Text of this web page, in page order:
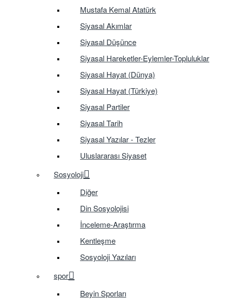
Mustafa Kemal Atatürk
Siyasal Akımlar
Siyasal Düşünce
Siyasal Hareketler-Eylemler-Topluluklar
Siyasal Hayat (Dünya)
Siyasal Hayat (Türkiye)
Siyasal Partiler
Siyasal Tarih
Siyasal Yazılar - Tezler
Uluslararası Siyaset
Sosyoloji
Diğer
Din Sosyolojisi
İnceleme-Araştırma
Kentleşme
Sosyoloji Yazıları
spor
Beyin Sporları